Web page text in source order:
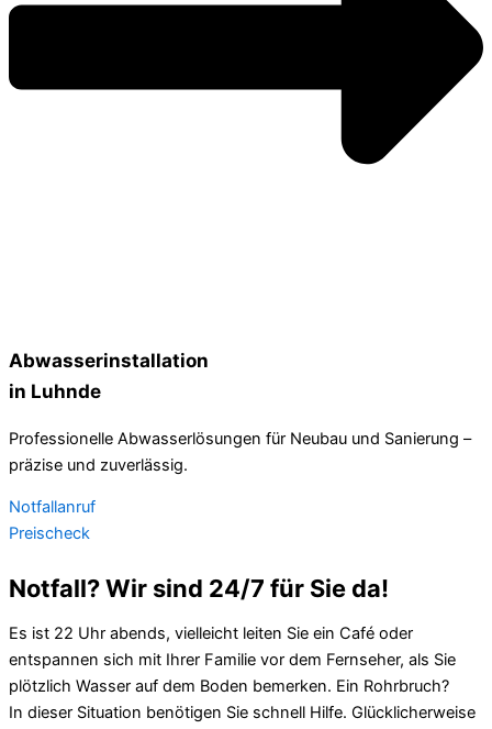
Abwasserinstallation
in Luhnde
Professionelle Abwasserlösungen für Neubau und Sanierung –
präzise und zuverlässig.
Notfallanruf
Preischeck
Notfall? Wir sind 24/7 für Sie da!
Es ist 22 Uhr abends, vielleicht leiten Sie ein Café oder
entspannen sich mit Ihrer Familie vor dem Fernseher, als Sie
plötzlich Wasser auf dem Boden bemerken. Ein Rohrbruch?
In dieser Situation benötigen Sie schnell Hilfe. Glücklicherweise